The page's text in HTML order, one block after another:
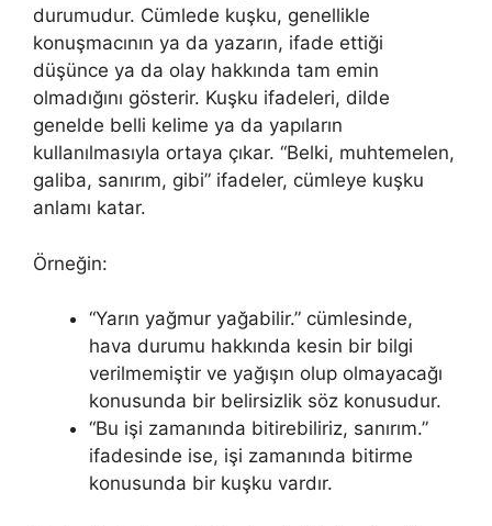
durumudur. Cümlede kuşku, genellikle
konuşmacının ya da yazarın, ifade ettiği
düşünce ya da olay hakkında tam emin
olmadığını gösterir. Kuşku ifadeleri, dilde
genelde belli kelime ya da yapıların
kullanılmasıyla ortaya çıkar. “Belki, muhtemelen,
galiba, sanırım, gibi” ifadeler, cümleye kuşku
anlamı katar.
Örneğin:
“Yarın yağmur yağabilir.” cümlesinde,
hava durumu hakkında kesin bir bilgi
verilmemiştir ve yağışın olup olmayacağı
konusunda bir belirsizlik söz konusudur.
“Bu işi zamanında bitirebiliriz, sanırım.”
ifadesinde ise, işi zamanında bitirme
konusunda bir kuşku vardır.